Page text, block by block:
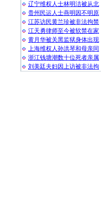
辽宁维权人士林明洁被从北
贵州民运人士燕明因不明原
江苏访民黄兰珍被非法拘禁
江天勇律师至今被软禁在家
黄月华被关黑监狱身体出现
上海维权人孙洪琴和母亲同
浙江钱塘潮数十位死者亲属
刘美廷夫妇因上访被非法拘